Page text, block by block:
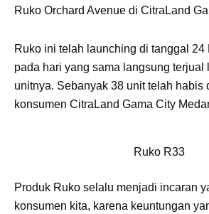
Ruko Orchard Avenue di CitraLand
Ruko ini telah launching di tanggal 24
pada hari yang sama langsung terjual
unitnya. Sebanyak 38 unit telah habis
konsumen CitraLand Gama City
Ruko R33
Produk Ruko selalu menjadi incaran
konsumen kita, karena keuntungan